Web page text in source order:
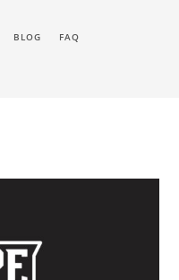
BLOG FAQ